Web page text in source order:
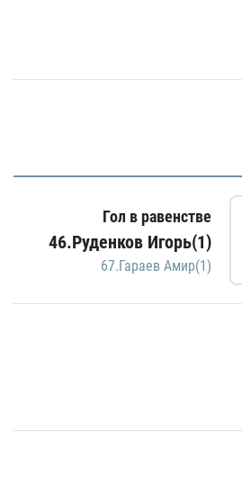
Гол в равенстве
46.Руденков Игорь(1)
67.Гараев Амир(1)